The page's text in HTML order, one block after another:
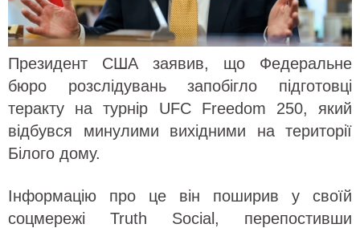
Президент США заявив, що Федеральне
бюро розслідувань запобігло підготовці
теракту на турнір UFC Freedom 250, який
відбувся минулими вихідними на території
Білого дому.
Інформацію про це він поширив у своїй
соцмережі Truth Social, перепостивши